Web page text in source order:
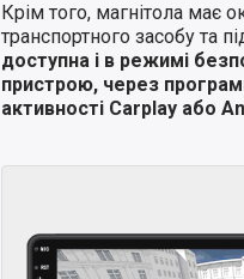
Крім того, магнітола має
транспортного засобу та
доступна і в режимі
пристрою, через
активності Carplay або